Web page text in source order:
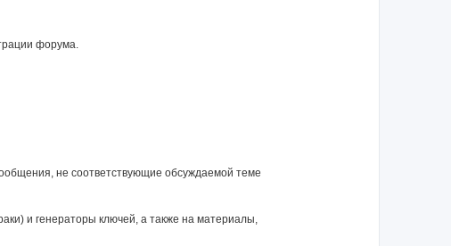
форума.
не соответствующие обсуждаемой теме
и генераторы ключей, а также на материалы,